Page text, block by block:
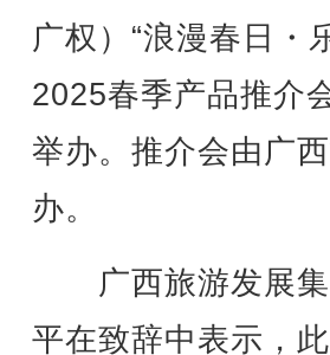
广权）“浪漫春日・
2025春季产品推介
举办。推介会由广
办。
广西旅游发展集
平在致辞中表示，